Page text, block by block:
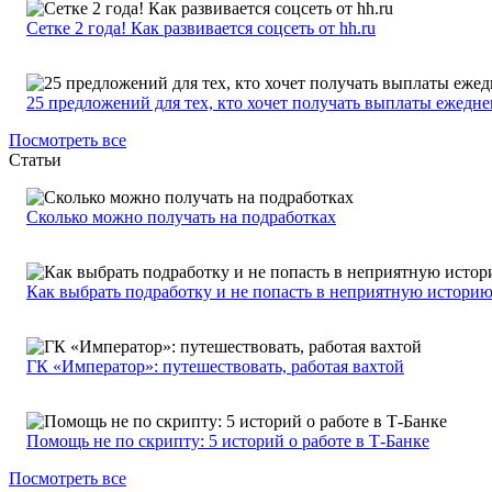
Сетке 2 года! Как развивается соцсеть от hh.ru
25 предложений для тех, кто хочет получать выплаты
Посмотреть все
Статьи
Сколько можно получать на подработках
Как выбрать подработку и не попасть в неприятную историю
ГК «Император»: путешествовать, работая вахтой
Помощь не по скрипту: 5 историй о работе в Т-Банке
Посмотреть все